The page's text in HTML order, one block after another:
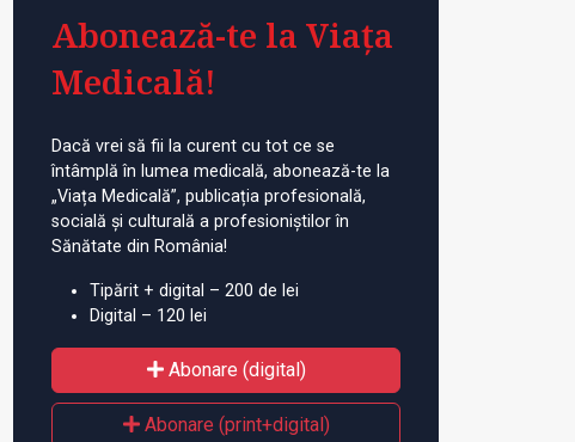
Abonează-te la Viața
Medicală!
Dacă vrei să fii la curent cu tot ce se
întâmplă în lumea medicală, abonează-te la
„Viața Medicală”, publicația profesională,
socială și culturală a profesioniștilor în
Sănătate din România!
Tipărit + digital – 200 de lei
Digital – 120 lei
Abonare (digital)
Abonare (print+digital)